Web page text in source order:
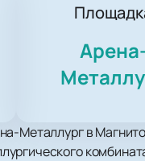
Металлург в